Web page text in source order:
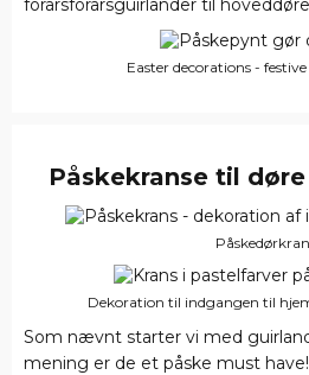
Easter decorations -
Påskekranse til
Dekoration til indgangen til
Som nævnt starter vi med
mening er de et påske must